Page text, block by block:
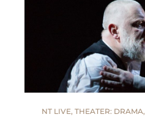
NT LIVE, THEATER: DRAMA,